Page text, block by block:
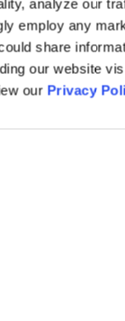
analyze our
employ any
share
our website
our Privacy
de la faculté de
de l’Ontario.